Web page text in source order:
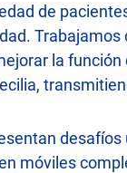
de
la
móviles